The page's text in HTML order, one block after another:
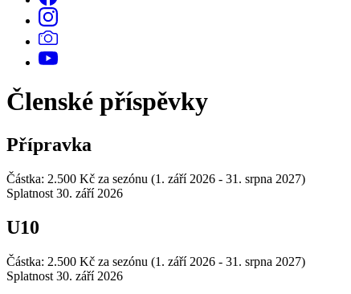
Členské příspěvky
Přípravka
Částka: 2.500 Kč za sezónu (1. září 2026 - 31. srpna 2027)
Splatnost 30. září 2026
U10
Částka: 2.500 Kč za sezónu (1. září 2026 - 31. srpna 2027)
Splatnost 30. září 2026